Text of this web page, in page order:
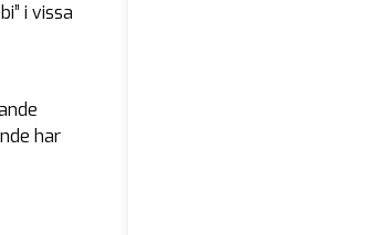
i vissa
har